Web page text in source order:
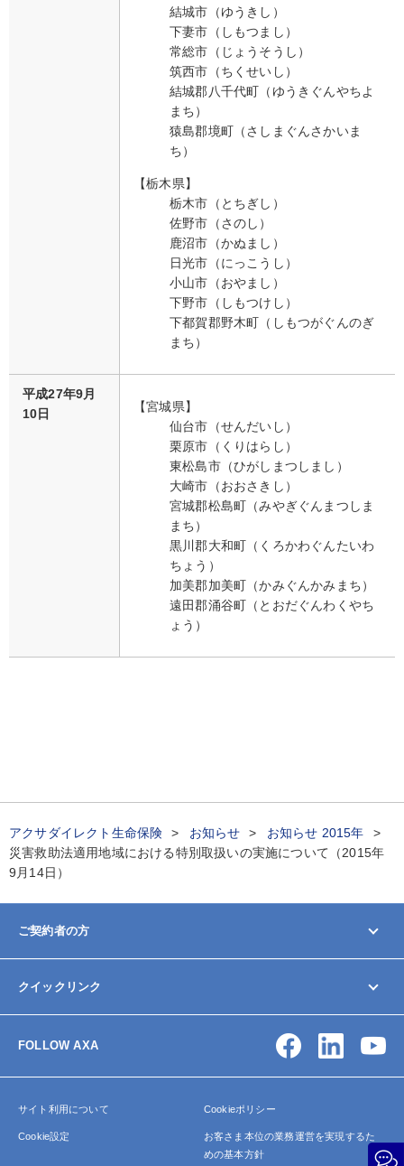
結城市（ゆうきし）
下妻市（しもつまし）
常総市（じょうそうし）
筑西市（ちくせいし）
結城郡八千代町（ゆうきぐんやちよ
まち）
猿島郡境町（さしまぐんさかいま
ち）
【栃木県】
栃木市（とちぎし）
佐野市（さのし）
鹿沼市（かぬまし）
日光市（にっこうし）
小山市（おやまし）
下野市（しもつけし）
下都賀郡野木町（しもつがぐんのぎ
まち）
平成27年9月
10日
【宮城県】
仙台市（せんだいし）
栗原市（くりはらし）
東松島市（ひがしまつしまし）
大崎市（おおさきし）
宮城郡松島町（みやぎぐんまつしま
まち）
黒川郡大和町（くろかわぐんたいわ
ちょう）
加美郡加美町（かみぐんかみまち）
遠田郡涌谷町（とおだぐんわくやち
ょう）
アクサダイレクト生命保険 お知らせ
お知らせ 2015年
災害救助法適用地域における特別取扱いの実施について（2015年
9月14日）
ご契約者の方
契約内容の変更/確認
お手続きガイド
保険金・給付金の請求
クイックリンク
アクサ生命について
FOLLOW AXA
サイト利用について Cookieポリシー
Cookie設定
お客さま本位の業務運営を実現するた
めの基本方針